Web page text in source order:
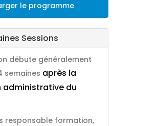
le programme
Sessions
débute généralement
semaines après la
du
responsable formation,